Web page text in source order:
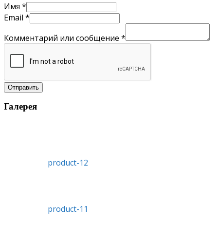
Имя *
Email *
Комментарий или сообщение *
Отправить
Галерея
product-12
product-11